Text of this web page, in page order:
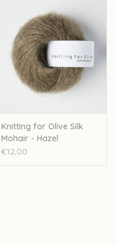
Knitting for Olive Silk
Mohair - Hazel
€12,00